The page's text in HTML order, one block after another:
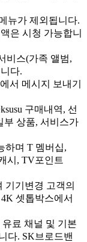
뉴가 제외됩니다.
은 시청 가능합니
비스(가족 앨범,
다.
서 메시지 보내기
구매내역, 선
부 상품, 서비스가
하며 T 멤버십,
시, TV포인트
기기변경 고객의
셋톱박스에서
료 채널 및 기본
다. SK브로드밴